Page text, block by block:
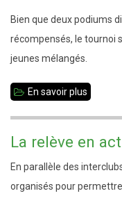
Bien que deux podiums
récompensés, le tournoi
jeunes mélangés.
En savoir plus
blitz
de
Noël
La relève en
En parallèle des
organisés pour